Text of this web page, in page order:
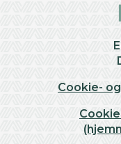
Cookie-